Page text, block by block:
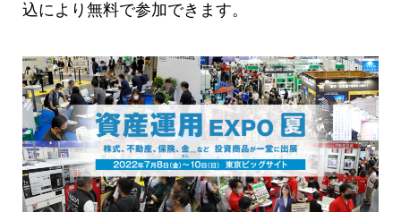
込により無料で参加できます。